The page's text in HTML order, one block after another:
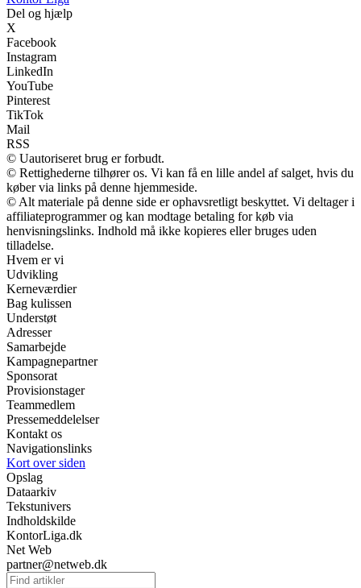
Del og hjælp
X
Facebook
Instagram
LinkedIn
YouTube
Pinterest
TikTok
Mail
RSS
© Uautoriseret brug er forbudt.
© Rettighederne tilhører os. Vi kan få en lille andel af salget, hvis du
køber via links på denne hjemmeside.
© Alt materiale på denne side er ophavsretligt beskyttet. Vi deltager i
affiliateprogrammer og kan modtage betaling for køb via
henvisningslinks. Indhold må ikke kopieres eller bruges uden
tilladelse.
Hvem er vi
Udvikling
Kerneværdier
Bag kulissen
Understøt
Adresser
Samarbejde
Kampagnepartner
Sponsorat
Provisionstager
Teammedlem
Pressemeddelelser
Kontakt os
Navigationslinks
Kort over siden
Opslag
Dataarkiv
Tekstunivers
Indholdskilde
KontorLiga.dk
Net Web
partner@netweb.dk